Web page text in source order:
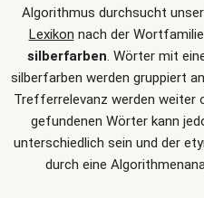
Algorithmus durchsucht
Lexikon nach der
silberfarben. Wörter mit
silberfarben werden gruppiert
Trefferrelevanz werden weiter
gefundenen Wörter kann
unterschiedlich sein und der
durch eine